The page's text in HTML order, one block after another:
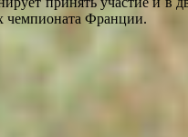
чемпионата Франции.